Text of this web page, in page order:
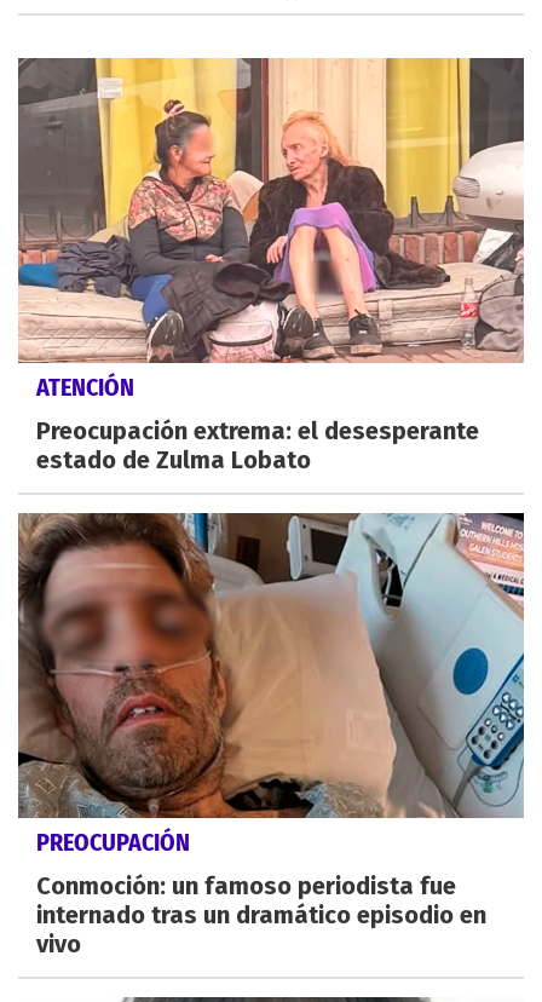
ATENCIÓN
Preocupación extrema: el desesperante
estado de Zulma Lobato
PREOCUPACIÓN
Conmoción: un famoso periodista fue
internado tras un dramático episodio en
vivo